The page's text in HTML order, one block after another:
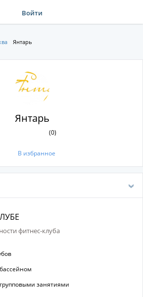
Войти
Янтарь
Янтарь
(0)
В избранное
фитнес-клуба
занятиями